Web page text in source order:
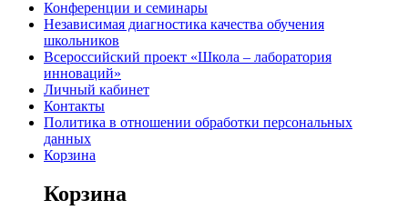
Конференции и семинары
Независимая диагностика качества обучения
школьников
Всероссийский проект «Школа – лаборатория
инноваций»
Личный кабинет
Контакты
Политика в отношении обработки персональных
данных
Корзина
Корзина